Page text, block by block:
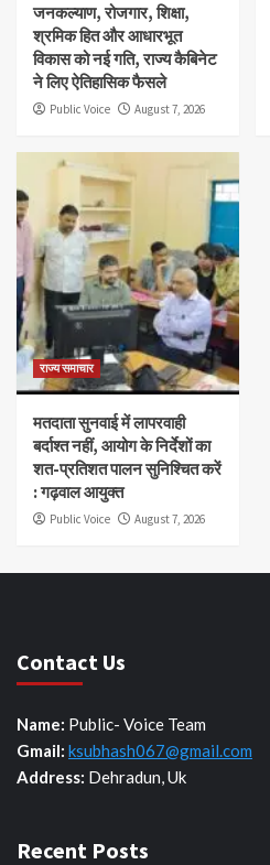
जनकल्याण, रोजगार, शिक्षा,
श्रमिक हित और आधारभूत
विकास को नई गति, राज्य कैबिनेट
ने लिए ऐतिहासिक फैसले
Public Voice August 7, 2026
राज्य समाचार
मतदाता सुनवाई में लापरवाही
बर्दाश्त नहीं, आयोग के निर्देशों का
शत-प्रतिशत पालन सुनिश्चित करें
: गढ़वाल आयुक्त
Public Voice August 7, 2026
Contact Us
Name: Public- Voice Team
Gmail: ksubhash067@gmail.com
Address: Dehradun, Uk
Recent Posts